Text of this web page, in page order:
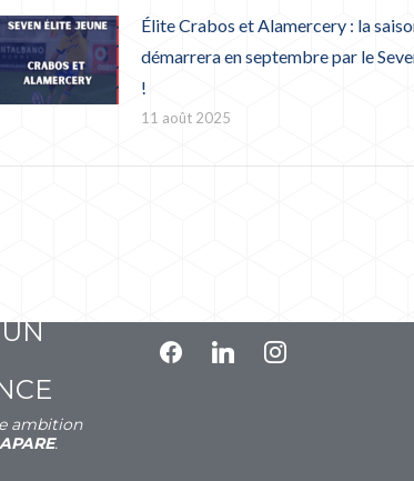
Élite Crabos et Alamercery : la
démarrera en septembre par le
!
11 août 2025
ambition
APARE.
facebooklinkedin instagram